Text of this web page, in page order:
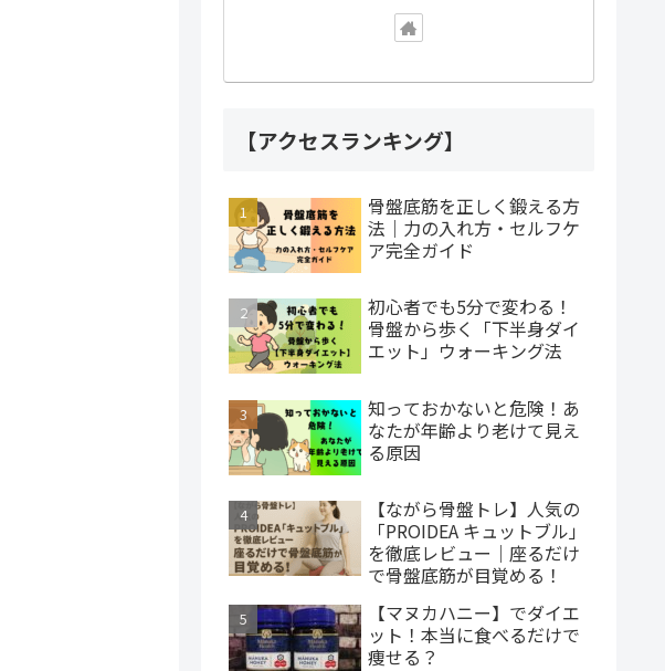
【アクセスランキング】
骨盤底筋を正しく鍛える方
法｜力の入れ方・セルフケ
ア完全ガイド
初心者でも5分で変わる！
骨盤から歩く「下半身ダイ
エット」ウォーキング法
知っておかないと危険！あ
なたが年齢より老けて見え
る原因
【ながら骨盤トレ】人気の
「PROIDEA キュットブル」
を徹底レビュー｜座るだけ
で骨盤底筋が目覚める！
【マヌカハニー】でダイエ
ット！本当に食べるだけで
痩せる？